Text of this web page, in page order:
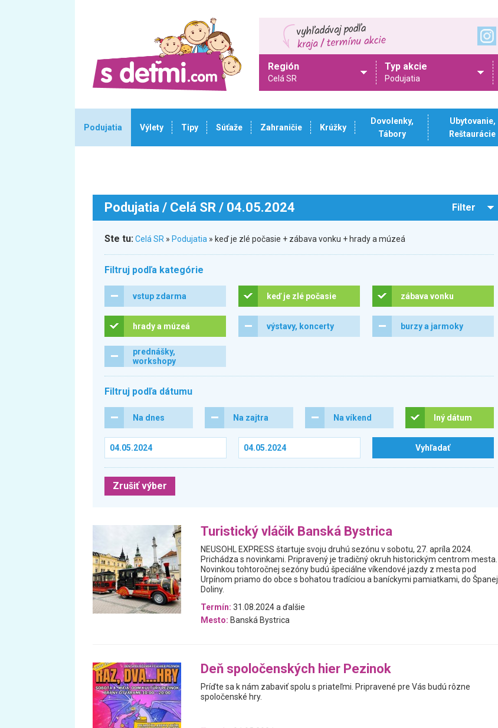
Región
Celá SR
Typ akcie
Podujatia
Podujatia Výlety Tipy Súťaže Zahraničie Krúžky
Dovolenky,
Tábory
Ubytovanie,
Reštaurácie
Podujatia / Celá SR / 04.05.2024 Filter
Ste tu:Celá SR » Podujatia » keď je zlé počasie + zábava vonku + hrady a múzeá
Filtruj podľa kategórie
vstup zdarma keď je zlé počasie zábava vonku
hrady a múzeá výstavy, koncerty burzy a jarmoky
prednášky,
workshopy
Filtruj podľa dátumu
Na dnes Na zajtra Na víkend Iný dátum
Zrušiť výber
Turistický vláčik Banská Bystrica
NEUSOHL EXPRESS štartuje svoju druhú sezónu v sobotu, 27. apríla 2024.
Prichádza s novinkami. Pripravený je tradičný okruh historickým centrom mesta.
Novinkou tohtoročnej sezóny budú špeciálne víkendové jazdy z mesta pod
Urpínom priamo do obce s bohatou tradíciou a baníckymi pamiatkami, do Španej
Doliny.
Termín: 31.08.2024 a ďalšie
Mesto: Banská Bystrica
Deň spoločenských hier Pezinok
Príďte sa k nám zabaviť spolu s priateľmi. Pripravené pre Vás budú rôzne
spoločenské hry.